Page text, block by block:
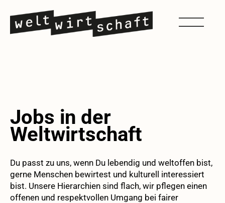
Jobs in der
Weltwirtschaft
Du passt zu uns, wenn Du lebendig und weltoffen bist,
gerne Menschen bewirtest und kulturell interessiert
bist. Unsere Hierarchien sind flach, wir pflegen einen
offenen und respektvollen Umgang bei fairer